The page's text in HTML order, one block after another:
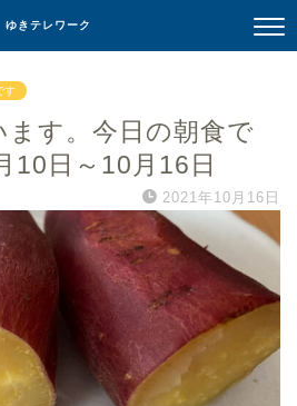
ゆきテレワーク
す
す。今日の朝食で
10日～10月16日
2021年10月16日